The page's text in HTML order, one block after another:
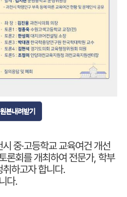
원본내려받기
중·고등학교 교육여건 개선
론회를 개최하여 전문가, 학부
하고자 합니다.
다.